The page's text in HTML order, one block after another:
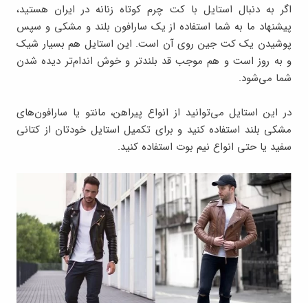
اگر به دنبال استایل با کت چرم کوتاه زنانه در ایران هستید،
پیشنهاد ما به شما استفاده از یک سارافون بلند و مشکی و سپس
پوشیدن یک کت جین روی آن است. این استایل هم بسیار شیک
و به روز است و هم موجب قد بلندتر و خوش اندام‌تر دیده شدن
شما می‌شود.
در این استایل می‌توانید از انواع پیراهن، مانتو یا سارافون‌های
مشکی بلند استفاده کنید و برای تکمیل استایل خودتان از کتانی
سفید یا حتی انواع نیم بوت استفاده کنید.